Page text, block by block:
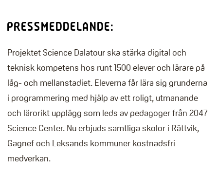
PRESSMEDDELANDE:
Projektet Science Dalatour ska stärka digital och
teknisk kompetens hos runt 1500 elever och lärare på
låg- och mellanstadiet. Eleverna får lära sig grunderna
i programmering med hjälp av ett roligt, utmanande
och lärorikt upplägg som leds av pedagoger från 2047
Science Center. Nu erbjuds samtliga skolor i Rättvik,
Gagnef och Leksands kommuner kostnadsfri
medverkan.